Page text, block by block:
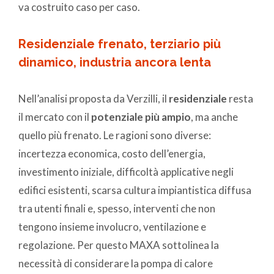
va costruito caso per caso.
Residenziale frenato, terziario più
dinamico, industria ancora lenta
Nell’analisi proposta da Verzilli, il residenziale resta
il mercato con il potenziale più ampio, ma anche
quello più frenato. Le ragioni sono diverse:
incertezza economica, costo dell’energia,
investimento iniziale, difficoltà applicative negli
edifici esistenti, scarsa cultura impiantistica diffusa
tra utenti finali e, spesso, interventi che non
tengono insieme involucro, ventilazione e
regolazione. Per questo MAXA sottolinea la
necessità di considerare la pompa di calore